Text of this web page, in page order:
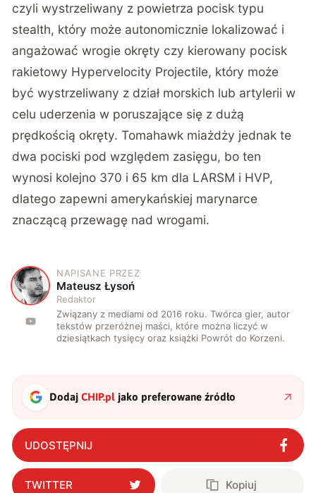
czyli wystrzeliwany z powietrza pocisk typu
stealth, który może autonomicznie lokalizować i
angażować wrogie okręty czy kierowany pocisk
rakietowy Hypervelocity Projectile, który może
być wystrzeliwany z dział morskich lub artylerii w
celu uderzenia w poruszające się z dużą
prędkością okręty. Tomahawk miażdży jednak te
dwa pociski pod względem zasięgu, bo ten
wynosi kolejno 370 i 65 km dla LARSM i HVP,
dlatego zapewni amerykańskiej marynarce
znaczącą przewagę nad wrogami.
M
NAPISANE PRZEZ
Mateusz Łysoń
Redaktor
Związany z mediami od 2016 roku. Twórca gier, autor
tekstów przeróżnej maści, które można liczyć w
dziesiątkach tysięcy oraz książki Powrót do Korzeni.
DodajCHIP.pl jako preferowane źródło
UDOSTĘPNIJ
TWITTER Kopiuj